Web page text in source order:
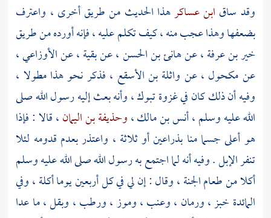
وقد ساق ابن عساكرهذا الحديث من طريق أخرى ، واعترف
بضعفها وهذا عجب منه ، كيف تكلم عليه ، فإنه أورده من طريق
خير بن عرفة، عنهانئ بن الحسن، عنبقية، عنالأوزاعي،
عنمكحول ، عن واثلة بن الأسقع ، فذكر نحو هذا مطولا ،
وفيه أن ذلك كان في غزوةتبوك، وأنه بعث إليه رسول الله صلى
الله عليه وسلم ،أنس بن مالك،وحذيفة بن اليمان، قالا : فإذا
هو أعلى جسما منا بذراعين أو ثلاثة ، واعتذر بعدم قدومه لئلا
تنفر الإبل . وفيه أنه لما اجتمع به رسول الله صلى الله عليه وسلم
أكلا من طعام الجنة ، وقال : إن لي في كل أربعين يوما أكلة ، وفي
المائدة خبز ، ورمان ، وعنب ، وموز ، ورطب ، وبقل ، ما عدا